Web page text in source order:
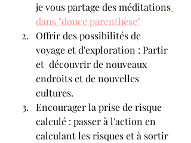
je vous partage des méditations
dans "douce parenthèse"
Offrir des possibilités de
voyage et d'exploration : Partir
et  découvrir de nouveaux
endroits et de nouvelles
cultures.
Encourager la prise de risque
calculé : passer à l'action en
calculant les risques et à sortir